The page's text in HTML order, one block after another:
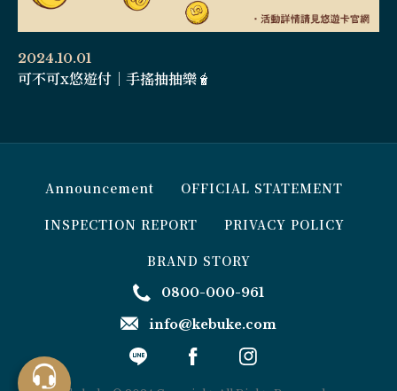
2024.10.01
可不可x悠遊付｜手搖抽抽樂🧋
Announcement OFFICIAL STATEMENT
INSPECTION REPORT PRIVACY POLICY
BRAND STORY
0800-000-961
info@kebuke.com